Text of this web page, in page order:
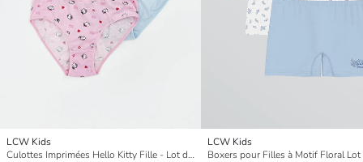
LCW Kids
Culottes Imprimées Hello Kitty Fille - Lot de 3 pièces
LCW Kids